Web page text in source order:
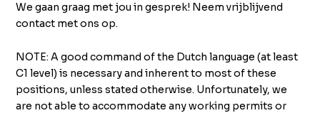
We gaan graag met jou in gesprek! Neem vrijblijvend
contact met ons op.
NOTE: A good command of the Dutch language (at least
C1 level) is necessary and inherent to most of these
positions, unless stated otherwise. Unfortunately, we
are not able to accommodate any working permits or